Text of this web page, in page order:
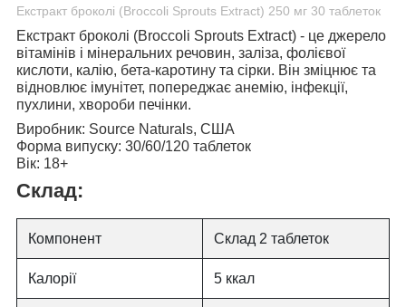
Екстракт броколі (Broccoli Sprouts Extract) 250 мг 30 таблеток
Екстракт броколі (Broccoli Sprouts Extract) - це джерело
вітамінів і мінеральних речовин, заліза, фолієвої
кислоти, калію, бета-каротину та сірки. Він зміцнює та
відновлює імунітет, попереджає анемію, інфекції,
пухлини, хвороби печінки.
Виробник: Source Naturals, США
Форма випуску: 30/60/120 таблеток
Вік: 18+
Склад:
Компонент Склад 2 таблеток
Калорії 5 ккал